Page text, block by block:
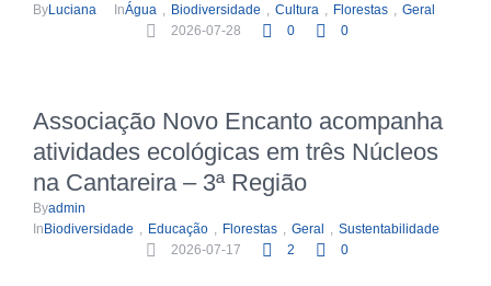
ByLuciana InÁgua , Biodiversidade , Cultura , Florestas , Geral
2026-07-28
0 0
Associação Novo Encanto acompanha
atividades ecológicas em três Núcleos
na Cantareira – 3ª Região
Byadmin
In Biodiversidade , Educação , Florestas , Geral , Sustentabilidade
2026-07-17
2 0